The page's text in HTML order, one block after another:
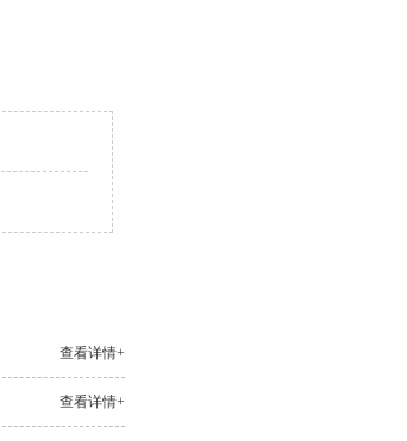
查看详情+
查看详情+